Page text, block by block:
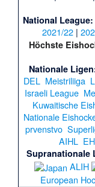
National League:
2021/22 |
Höchste
Nationale
DEL Meistriliiga
Israeli League
Kuwaitische
Nationale
prvenstvo
AIHL
Supranationale
ALIH
European